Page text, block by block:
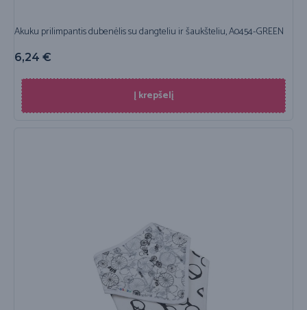
Akuku prilimpantis dubenėlis su dangteliu ir šaukšteliu, A0454-GREEN
6,24 €
Į krepšelį